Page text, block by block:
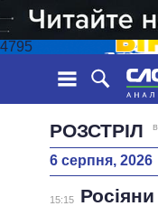
4795
СТРІЧКА
ПОДІЇ
РОЗСТРІЛ
6 серпня, 2026
15:15